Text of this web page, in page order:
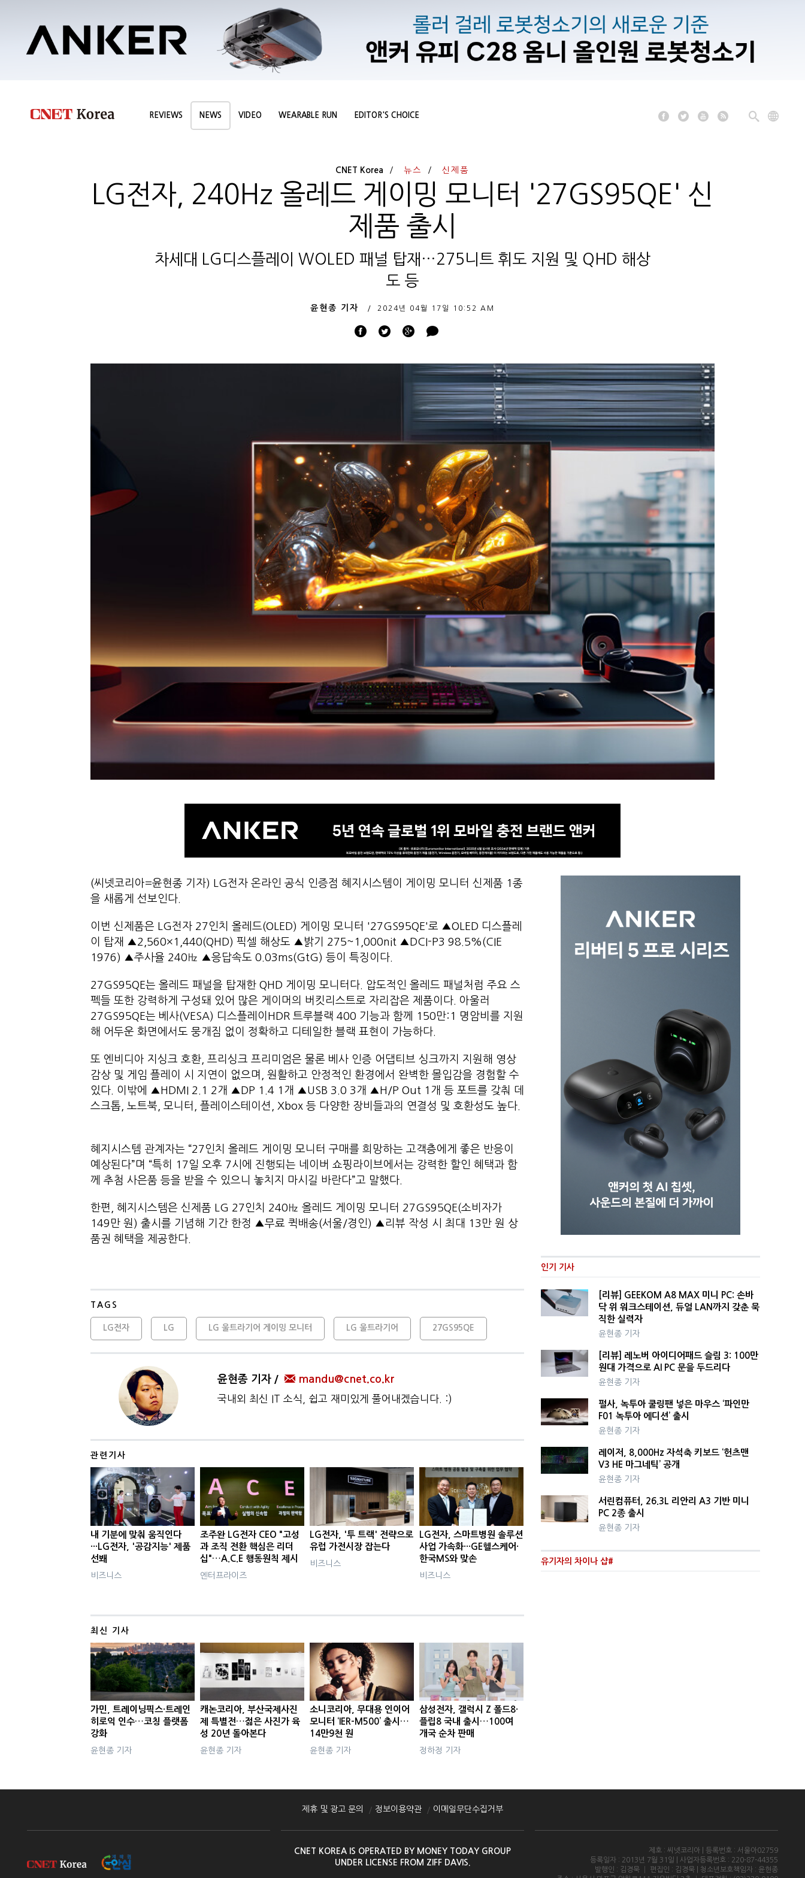
REVIEWS NEWS VIDEO WEARABLE RUN EDITOR'S CHOICE
CNET Korea 뉴스 신제품
LG전자, 240Hz 올레드 게이밍 모니터 '27GS95QE' 신
제품 출시
차세대 LG디스플레이 WOLED 패널 탑재…275니트 휘도 지원 및 QHD 해상
도 등
윤현종 기자 2024년 04월 17일 10:52 AM
(씨넷코리아=윤현종 기자) LG전자 온라인 공식 인증점 혜지시스템이 게이밍 모니터 신제품 1종
을 새롭게 선보인다.
이번 신제품은 LG전자 27인치 올레드(OLED) 게이밍 모니터 '27GS95QE'로 ▲OLED 디스플레
이 탑재 ▲2,560×1,440(QHD) 픽셀 해상도 ▲밝기 275~1,000nit ▲DCI-P3 98.5%(CIE
1976) ▲주사율 240㎐ ▲응답속도 0.03ms(GtG) 등이 특징이다.
27GS95QE는 올레드 패널을 탑재한 QHD 게이밍 모니터다. 압도적인 올레드 패널처럼 주요 스
펙들 또한 강력하게 구성돼 있어 많은 게이머의 버킷리스트로 자리잡은 제품이다. 아울러
27GS95QE는 베사(VESA) 디스플레이HDR 트루블랙 400 기능과 함께 150만:1 명암비를 지원
해 어두운 화면에서도 뭉개짐 없이 정확하고 디테일한 블랙 표현이 가능하다.
또 엔비디아 지싱크 호환, 프리싱크 프리미엄은 물론 베사 인증 어댑티브 싱크까지 지원해 영상
감상 및 게임 플레이 시 지연이 없으며, 원활하고 안정적인 환경에서 완벽한 몰입감을 경험할 수
있다. 이밖에 ▲HDMI 2.1 2개 ▲DP 1.4 1개 ▲USB 3.0 3개 ▲H/P Out 1개 등 포트를 갖춰 데
스크톱, 노트북, 모니터, 플레이스테이션, Xbox 등 다양한 장비들과의 연결성 및 호환성도 높다.
혜지시스템 관계자는 “27인치 올레드 게이밍 모니터 구매를 희망하는 고객층에게 좋은 반응이
예상된다”며 “특히 17일 오후 7시에 진행되는 네이버 쇼핑라이브에서는 강력한 할인 혜택과 함
께 추첨 사은품 등을 받을 수 있으니 놓치지 마시길 바란다”고 말했다.
한편, 혜지시스템은 신제품 LG 27인치 240㎐ 올레드 게이밍 모니터 27GS95QE(소비자가
149만 원) 출시를 기념해 기간 한정 ▲무료 퀵배송(서울/경인) ▲리뷰 작성 시 최대 13만 원 상
품권 혜택을 제공한다.
TAGS
LG전자 LG LG 울트라기어 게이밍 모니터 LG 울트라기어 27GS95QE
윤현종 기자 mandu@cnet.co.kr
국내외 최신 IT 소식, 쉽고 재미있게 풀어내겠습니다. :)
관련기사
내 기분에 맞춰 움직인다
···LG전자, '공감지능' 제품
선봬
비즈니스
조주완 LG전자 CEO "고성
과 조직 전환 핵심은 리더
십"…A.C.E 행동원칙 제시
엔터프라이즈
LG전자, '투 트랙' 전략으로
유럽 가전시장 잡는다
비즈니스
LG전자, 스마트병원 솔루션
사업 가속화···GE헬스케어·
한국MS와 맞손
비즈니스
최신 기사
가민, 트레이닝픽스·트레인
히로익 인수…코칭 플랫폼
강화
윤현종 기자
캐논코리아, 부산국제사진
제 특별전…젊은 사진가 육
성 20년 돌아본다
윤현종 기자
소니코리아, 무대용 인이어
모니터 ‘IER-M500’ 출시…
14만9천 원
윤현종 기자
삼성전자, 갤럭시 Z 폴드8·
플립8 국내 출시…100여
개국 순차 판매
정하정 기자
인기 기사
[리뷰] GEEKOM A8 MAX 미니 PC: 손바
닥 위 워크스테이션, 듀얼 LAN까지 갖춘 묵
직한 실력자
윤현종 기자
[리뷰] 레노버 아이디어패드 슬림 3: 100만
원대 가격으로 AI PC 문을 두드리다
윤현종 기자
펄사, 녹투아 쿨링팬 넣은 마우스 ‘파인만
F01 녹투아 에디션’ 출시
윤현종 기자
레이저, 8,000Hz 자석축 키보드 ‘헌츠맨
V3 HE 마그네틱’ 공개
윤현종 기자
서린컴퓨터, 26.3L 리안리 A3 기반 미니
PC 2종 출시
윤현종 기자
유기자의 차이나 샵#
제휴 및 광고 문의 정보이용약관 이메일무단수집거부
CNET KOREA IS OPERATED BY MONEY TODAY GROUP
UNDER LICENSE FROM ZIFF DAVIS.
제호 : 씨넷코리아 | 등록번호 : 서울아02759
등록일자 : 2013년 7월 31일 | 사업자등록번호 : 220-87-44355
발행인 : 김경묵 │ 편집인 : 김경묵 | 청소년보호책임자 : 윤현종